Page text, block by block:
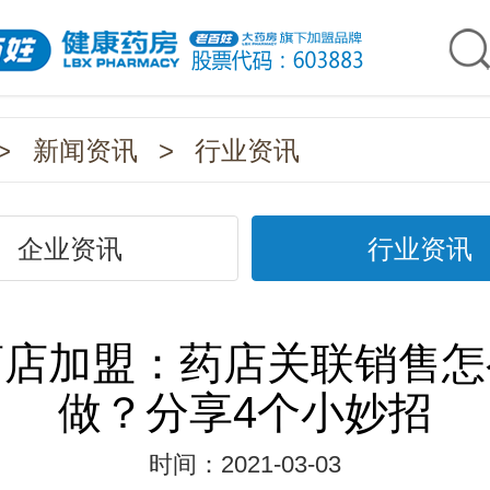
新闻资讯 > 行业资讯
企业资讯 行业资讯
加盟：药店关联销售
做？分享4个小妙招
时间：2021-03-03